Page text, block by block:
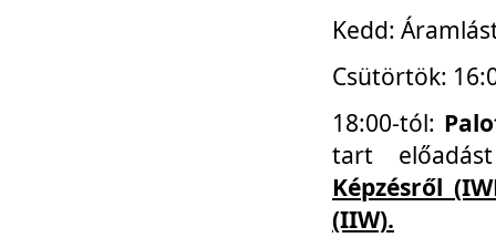
Kedd:
Csütörtök:
18:00-tól:
tart
Képzésről
(IIW).